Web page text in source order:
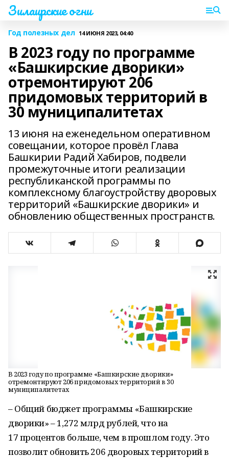
Зилаирские огни
Год полезных дел 14 ИЮНЯ 2023, 04:40
В 2023 году по программе
«Башкирские дворики»
отремонтируют 206
придомовых территорий в
30 муниципалитетах
13 июня на еженедельном оперативном
совещании, которое провёл Глава
Башкирии Радий Хабиров, подвели
промежуточные итоги реализации
республиканской программы по
комплексному благоустройству дворовых
территорий «Башкирские дворики» и
обновлению общественных пространств.
В 2023 году по программе «Башкирские дворики»
отремонтируют 206 придомовых территорий в 30
муниципалитетах
– Общий бюджет программы «Башкирские
дворики» – 1,272 млрд рублей, что на
17 процентов больше, чем в прошлом году. Это
позволит обновить 206 дворовых территорий в